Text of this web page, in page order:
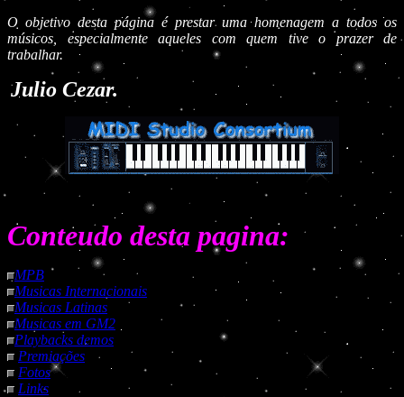
O objetivo desta página é prestar uma homenagem a todos os
músicos, especialmente aqueles com quem tive o prazer de
trabalhar.
Julio Cezar.
Conteudo desta pagina:
MPB
Musicas Internacionais
Musicas Latinas
Musicas em GM2
Playbacks demos
Premiações
Fotos
Links